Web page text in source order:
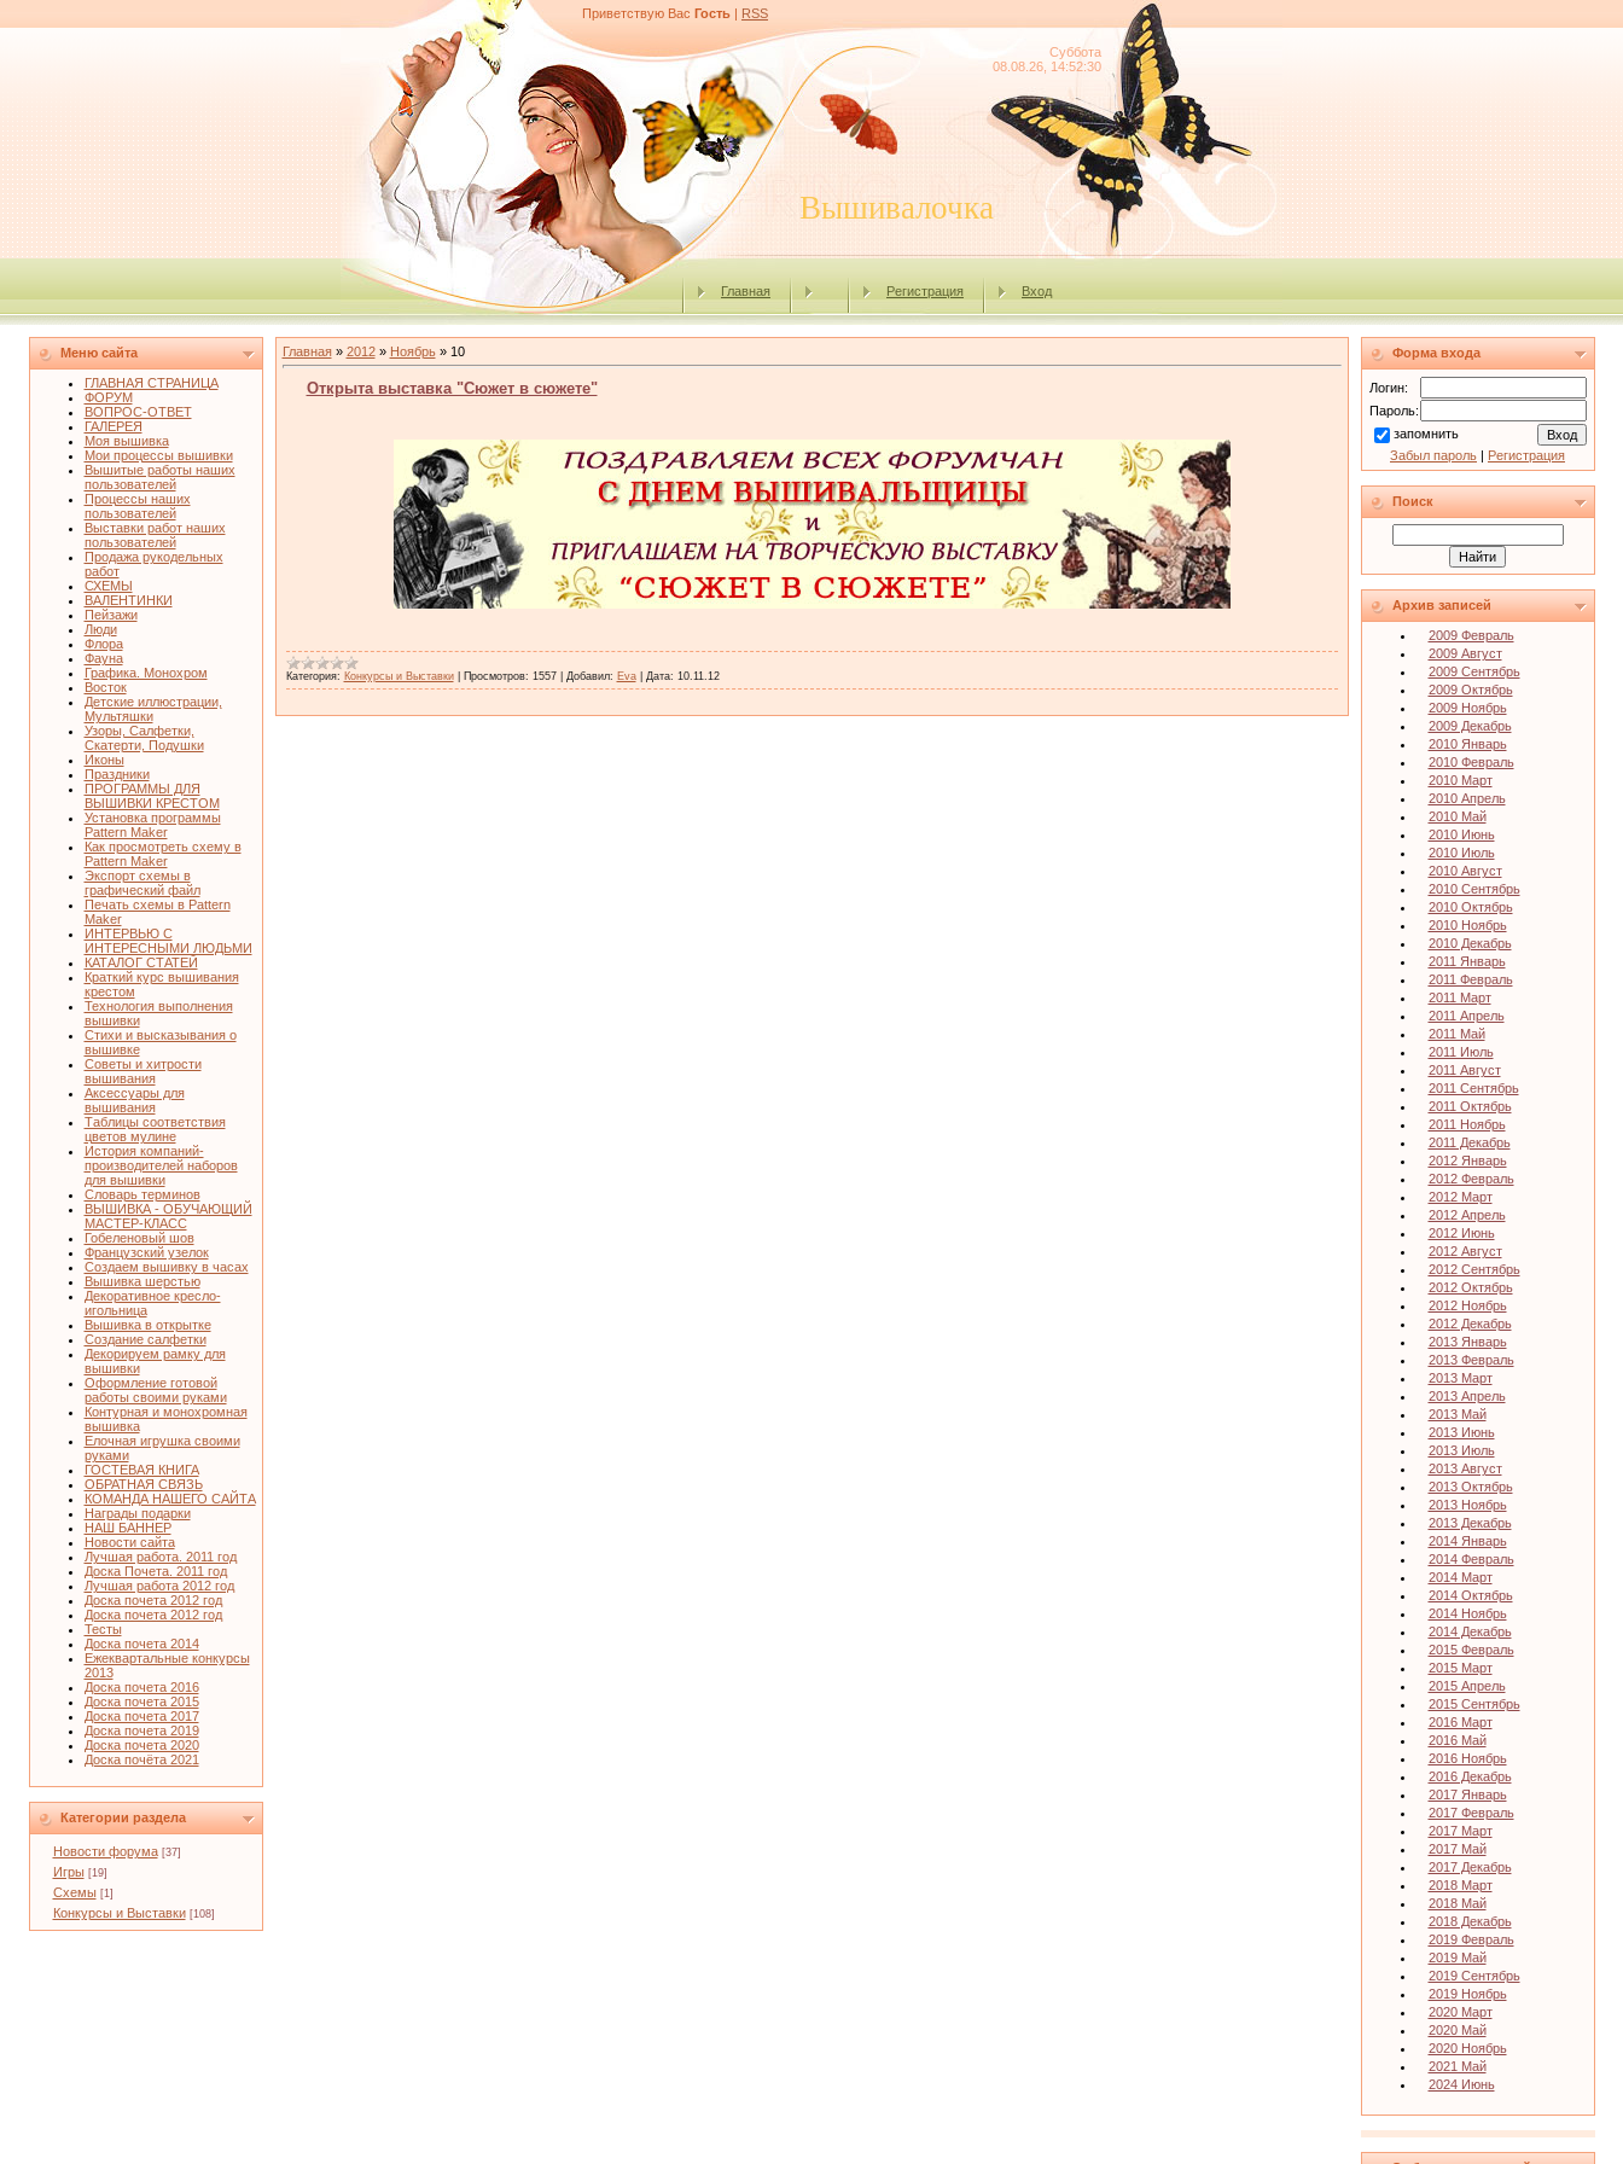
Приветствую Вас Гость | RSS
Суббота
08.08.26, 14:52:30
Вышивалочка
Главная Регистрация Вход
Меню сайта
ГЛАВНАЯ СТРАНИЦА
ФОРУМ
ВОПРОС-ОТВЕТ
ГАЛЕРЕЯ
Моя вышивка
Мои процессы вышивки
Вышитые работы наших
пользователей
Процессы наших
пользователей
Выставки работ наших
пользователей
Продажа рукодельных
работ
СХЕМЫ
ВАЛЕНТИНКИ
Пейзажи
Люди
Флора
Фауна
Графика. Монохром
Восток
Детские иллюстрации,
Мультяшки
Узоры, Салфетки,
Скатерти, Подушки
Иконы
Праздники
ПРОГРАММЫ ДЛЯ
ВЫШИВКИ КРЕСТОМ
Установка программы
Pattern Maker
Как просмотреть схему в
Pattern Maker
Экспорт схемы в
графический файл
Печать схемы в Pattern
Maker
ИНТЕРВЬЮ С
ИНТЕРЕСНЫМИ ЛЮДЬМИ
КАТАЛОГ СТАТЕЙ
Краткий курс вышивания
крестом
Технология выполнения
вышивки
Стихи и высказывания о
вышивке
Советы и хитрости
вышивания
Аксессуары для
вышивания
Таблицы соответствия
цветов мулине
История компаний-
производителей наборов
для вышивки
Словарь терминов
ВЫШИВКА - ОБУЧАЮЩИЙ
МАСТЕР-КЛАСС
Гобеленовый шов
Французский узелок
Создаем вышивку в часах
Вышивка шерстью
Декоративное кресло-
игольница
Вышивка в открытке
Создание салфетки
Декорируем рамку для
вышивки
Оформление готовой
работы своими руками
Контурная и монохромная
вышивка
Елочная игрушка своими
руками
ГОСТЕВАЯ КНИГА
ОБРАТНАЯ СВЯЗЬ
КОМАНДА НАШЕГО САЙТА
Награды подарки
НАШ БАННЕР
Новости сайта
Лучшая работа. 2011 год
Доска Почета. 2011 год
Лучшая работа 2012 год
Доска почета 2012 год
Доска почета 2012 год
Тесты
Доска почета 2014
Ежеквартальные конкурсы
2013
Доска почета 2016
Доска почета 2015
Доска почета 2017
Доска почета 2019
Доска почета 2020
Доска почёта 2021
Категории раздела
Новости форума [37]
Игры [19]
Схемы [1]
Конкурсы и Выставки [108]
Главная» 2012 » Ноябрь » 10
Открыта выставка "Сюжет в сюжете"
Категория: Конкурсы и Выставки Просмотров: 1557 Добавил: Eva Дата: 10.11.12
Форма входа
Логин:
Пароль:
запомнить
Забыл пароль | Регистрация
Поиск
Архив записей
2009 Февраль
2009 Август
2009 Сентябрь
2009 Октябрь
2009 Ноябрь
2009 Декабрь
2010 Январь
2010 Февраль
2010 Март
2010 Апрель
2010 Май
2010 Июнь
2010 Июль
2010 Август
2010 Сентябрь
2010 Октябрь
2010 Ноябрь
2010 Декабрь
2011 Январь
2011 Февраль
2011 Март
2011 Апрель
2011 Май
2011 Июль
2011 Август
2011 Сентябрь
2011 Октябрь
2011 Ноябрь
2011 Декабрь
2012 Январь
2012 Февраль
2012 Март
2012 Апрель
2012 Июнь
2012 Август
2012 Сентябрь
2012 Октябрь
2012 Ноябрь
2012 Декабрь
2013 Январь
2013 Февраль
2013 Март
2013 Апрель
2013 Май
2013 Июнь
2013 Июль
2013 Август
2013 Октябрь
2013 Ноябрь
2013 Декабрь
2014 Январь
2014 Февраль
2014 Март
2014 Октябрь
2014 Ноябрь
2014 Декабрь
2015 Февраль
2015 Март
2015 Апрель
2015 Сентябрь
2016 Март
2016 Май
2016 Ноябрь
2016 Декабрь
2017 Январь
2017 Февраль
2017 Март
2017 Май
2017 Декабрь
2018 Март
2018 Май
2018 Декабрь
2019 Февраль
2019 Май
2019 Сентябрь
2019 Ноябрь
2020 Март
2020 Май
2020 Ноябрь
2021 Май
2024 Июнь